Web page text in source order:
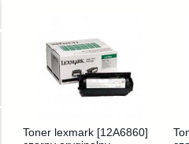
Toner lexmark [12A6860]